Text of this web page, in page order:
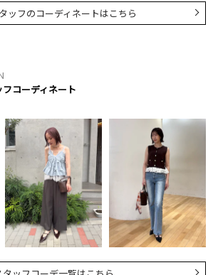
ッフのコーディネートはこちら
コーディネート